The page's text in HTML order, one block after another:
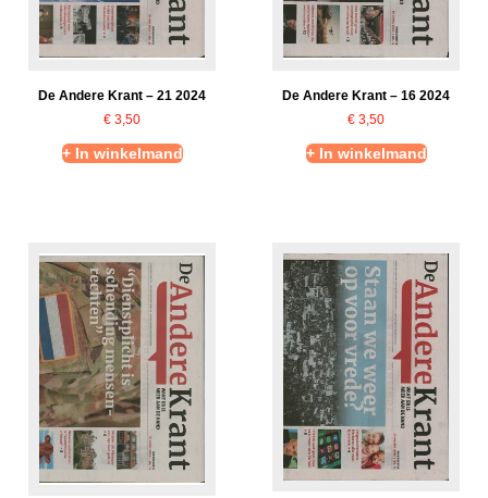
De Andere Krant – 21 2024
€ 3,50
+ In winkelmand
De Andere Krant – 16 2024
€ 3,50
+ In winkelmand